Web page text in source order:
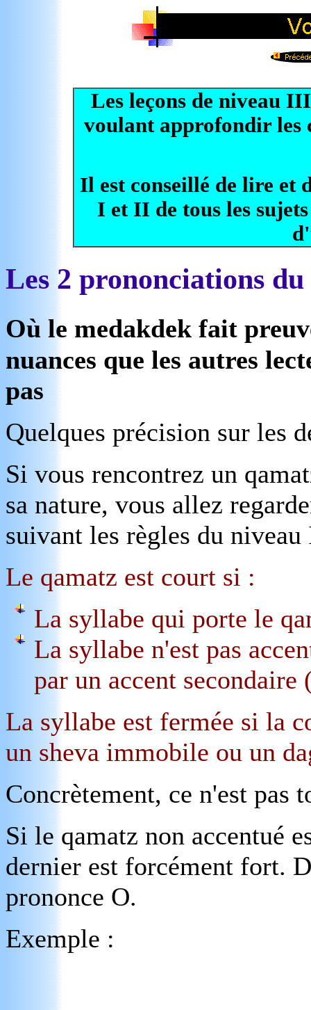
Les leçons de niveau
voulant approfondir les
Il est conseillé de lire et
I et II de tous les
Les 2 prononciations
Où le medakdek fait
nuances que les autres
pas
Quelques précision sur les
Si vous rencontrez un
sa nature, vous allez
suivant les règles du
Le qamatz est court si :
La syllabe qui porte le
La syllabe n'est pas
par un accent secondaire
La syllabe est fermée si la
un sheva immobile ou un
Concrètement, ce n'est pas
Si le qamatz non accentué
dernier est forcément fort.
prononce O.
Exemple :